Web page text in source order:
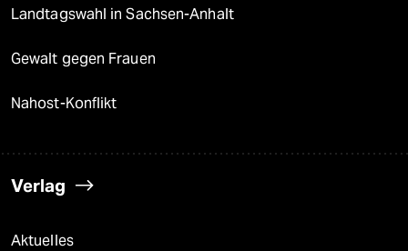
Landtagswahl in Sachsen-Anhalt
Gewalt gegen Frauen
Nahost-Konflikt
Verlag
Aktuelles